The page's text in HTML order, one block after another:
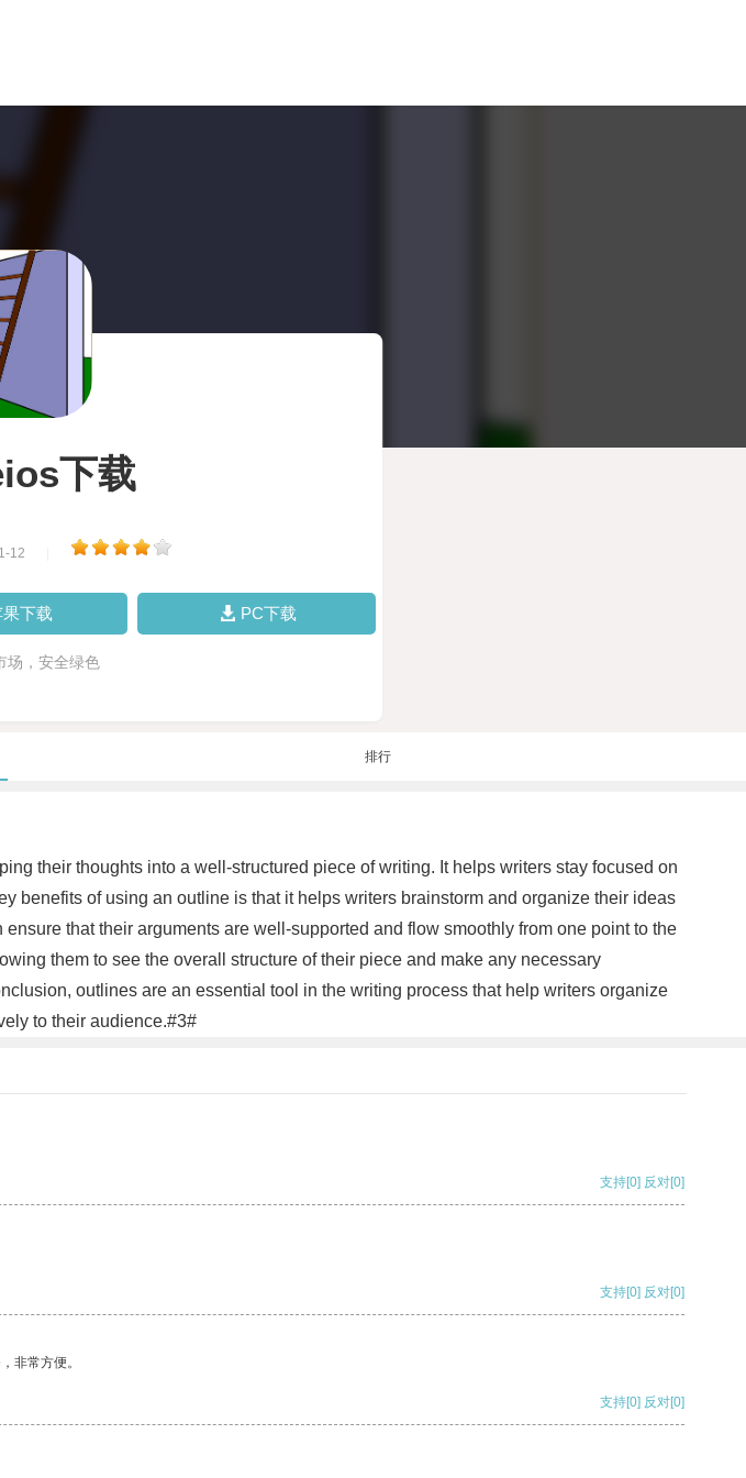
下载
12
下载 PC下载
场，安全绿色
排行
their thoughts into a well-structured piece of writing. It helps writers stay focused on
benefits of using an outline is that it helps writers brainstorm and organize their ideas
that their arguments are well-supported and flow smoothly from one point to the
them to see the overall structure of their piece and make any necessary
outlines are an essential tool in the writing process that help writers organize
to their audience.#3#
支持[0] 反对[0]
支持[0] 反对[0]
非常方便。
支持[0] 反对[0]